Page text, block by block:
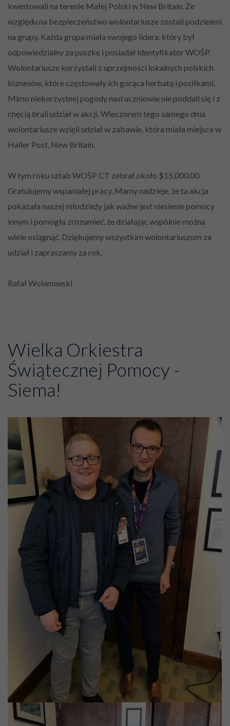
kwestowali na terenie Małej Polski w New Britain. Ze
względu na bezpieczeństwo wolontariusze zostali podzieleni
na grupy. Każda grupa miała swojego lidera, który był
odpowiedzialny za puszkę i posiadał identyfikator WOŚP.
Wolontariusze korzystali z uprzejmości lokalnych polskich
biznesów, które częstowały ich gorąca herbatą i posiłkami.
Mimo niekorzystnej pogody nasi uczniowie nie poddali się i z
chęcią brali udział w akcji. Wieczorem tego samego dnia
wolontariusze wzięli udział w zabawie, która miała miejsce w
Haller Post, New Britain.
W tym roku sztab WOŚP CT zebrał około $15,000.00.
Gratulujemy wspaniałej pracy. Mamy nadzieje, że ta akcja
pokazała naszej młodzieży jak ważne jest niesienie pomocy
innym i pomogła zrozumieć, że działając wspólnie można
wiele osiągnąć. Dziękujemy wszystkim wolontariuszom za
udział i zapraszamy za rok.
Rafał Wolanowski
Wielka Orkiestra
Świątecznej Pomocy -
Siema!